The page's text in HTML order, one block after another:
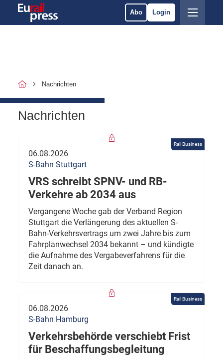
Abo Login
Nachrichten
Nachrichten
Rail Business
06.08.2026
S-Bahn Stuttgart
VRS schreibt SPNV- und RB-
Verkehre ab 2034 aus
Vergangene Woche gab der Verband Region
Stuttgart die Verlängerung des aktuellen S-
Bahn-Verkehrsvertrags um zwei Jahre bis zum
Fahrplanwechsel 2034 bekannt – und kündigte
die Aufnahme des Vergabeverfahrens für die
Zeit danach an.
Rail Business
06.08.2026
S-Bahn Hamburg
Verkehrsbehörde verschiebt Frist
für Beschaffungsbegleitung